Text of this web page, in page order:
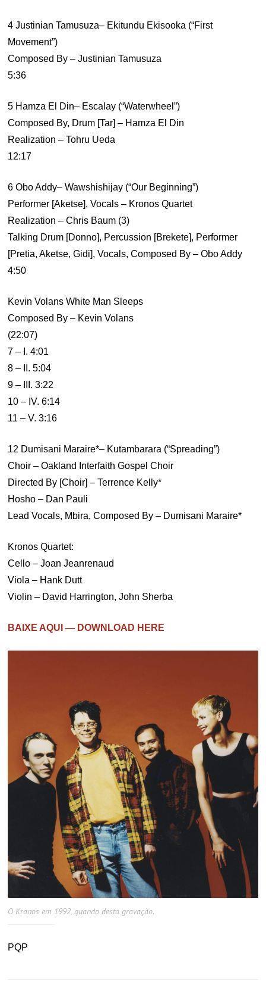
4 Justinian Tamusuza– Ekitundu Ekisooka (“First
Movement”)
Composed By – Justinian Tamusuza
5:36
5 Hamza El Din– Escalay (“Waterwheel”)
Composed By, Drum [Tar] – Hamza El Din
Realization – Tohru Ueda
12:17
6 Obo Addy– Wawshishijay (“Our Beginning”)
Performer [Aketse], Vocals – Kronos Quartet
Realization – Chris Baum (3)
Talking Drum [Donno], Percussion [Brekete], Performer
[Pretia, Aketse, Gidi], Vocals, Composed By – Obo Addy
4:50
Kevin Volans White Man Sleeps
Composed By – Kevin Volans
(22:07)
7 – I. 4:01
8 – II. 5:04
9 – III. 3:22
10 – IV. 6:14
11 – V. 3:16
12 Dumisani Maraire*– Kutambarara (“Spreading”)
Choir – Oakland Interfaith Gospel Choir
Directed By [Choir] – Terrence Kelly*
Hosho – Dan Pauli
Lead Vocals, Mbira, Composed By – Dumisani Maraire*
Kronos Quartet:
Cello – Joan Jeanrenaud
Viola – Hank Dutt
Violin – David Harrington, John Sherba
BAIXE AQUI — DOWNLOAD HERE
O Kronos em 1992, quando desta gravação.
PQP